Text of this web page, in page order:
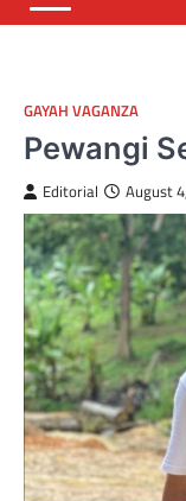
GAYAH VAGANZA
Pewangi
Editorial August